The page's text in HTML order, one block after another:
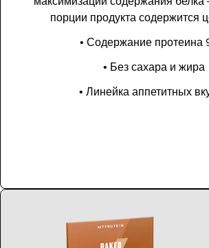
порции продукта содержится
• Содержание протеина
• Без сахара и жира
• Линейка аппетитных